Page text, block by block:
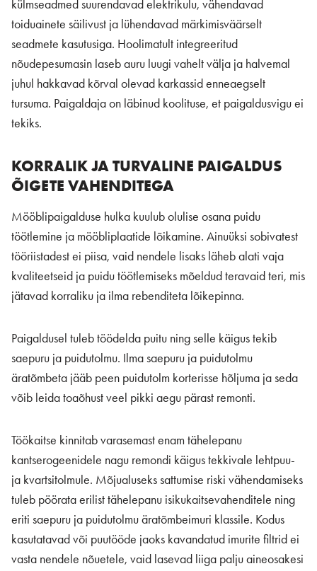
külmseadmed suurendavad elektrikulu, vähendavad
toiduainete säilivust ja lühendavad märkimisväärselt
seadmete kasutusiga. Hoolimatult integreeritud
nõudepesumasin laseb auru luugi vahelt välja ja halvemal
juhul hakkavad kõrval olevad karkassid enneaegselt
tursuma. Paigaldaja on läbinud koolituse, et paigaldusvigu ei
tekiks.
KORRALIK JA TURVALINE PAIGALDUS
ÕIGETE VAHENDITEGA
Mööblipaigalduse hulka kuulub olulise osana puidu
töötlemine ja mööbliplaatide lõikamine. Ainuüksi sobivatest
tööriistadest ei piisa, vaid nendele lisaks läheb alati vaja
kvaliteetseid ja puidu töötlemiseks mõeldud teravaid teri, mis
jätavad korraliku ja ilma rebenditeta lõikepinna.
Paigaldusel tuleb töödelda puitu ning selle käigus tekib
saepuru ja puidutolmu. Ilma saepuru ja puidutolmu
äratõmbeta jääb peen puidutolm korterisse hõljuma ja seda
võib leida toaõhust veel pikki aegu pärast remonti.
Töökaitse kinnitab varasemast enam tähelepanu
kantserogeenidele nagu remondi käigus tekkivale lehtpuu-
ja kvartsitolmule. Mõjualuseks sattumise riski vähendamiseks
tuleb pöörata erilist tähelepanu isikukaitsevahenditele ning
eriti saepuru ja puidutolmu äratõmbeimuri klassile. Kodus
kasutatavad või puutööde jaoks kavandatud imurite filtrid ei
vasta nendele nõuetele, vaid lasevad liiga palju aineosakesi